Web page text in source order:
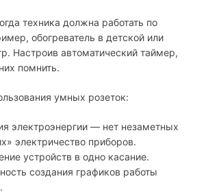
техника должна работать по
обогреватель в детской или
Настроив автоматический таймер,
помнить.
умных розеток:
электроэнергии — нет незаметных
электричество приборов.
устройств в одно касание.
создания графиков работы